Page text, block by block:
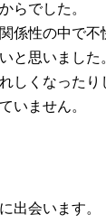
らでした。
係性の中で
と思いました
くなったり
いません。
出会います